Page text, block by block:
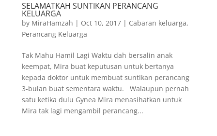
SELAMATKAH SUNTIKAN PERANCANG
KELUARGA
by MiraHamzah | Oct 10, 2017| Cabaran keluarga,
Perancang Keluarga
Tak Mahu Hamil Lagi Waktu dah bersalin anak
keempat, Mira buat keputusan untuk bertanya
kepada doktor untuk membuat suntikan perancang
3-bulan buat sementara waktu. Walaupun pernah
satu ketika dulu Gynea Mira menasihatkan untuk
Mira tak lagi mengambil perancang...